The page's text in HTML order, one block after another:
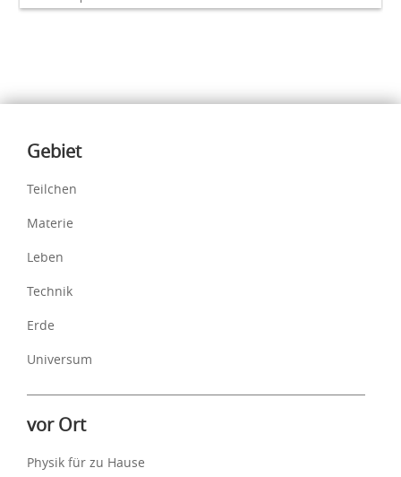
Inhalte
Gebiet
Teilchen
Materie
Leben
Technik
Erde
Universum
vor Ort
Physik für zu Hause